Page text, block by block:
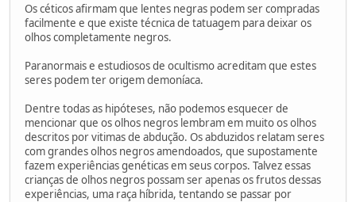
Os céticos afirmam que lentes negras podem ser compradas
facilmente e que existe técnica de tatuagem para deixar os
olhos completamente negros.
Paranormais e estudiosos de ocultismo acreditam que estes
seres podem ter origem demoníaca.
Dentre todas as hipóteses, não podemos esquecer de
mencionar que os olhos negros lembram em muito os olhos
descritos por vitimas de abdução. Os abduzidos relatam seres
com grandes olhos negros amendoados, que supostamente
fazem experiências genéticas em seus corpos. Talvez essas
crianças de olhos negros possam ser apenas os frutos dessas
experiências, uma raça híbrida, tentando se passar por